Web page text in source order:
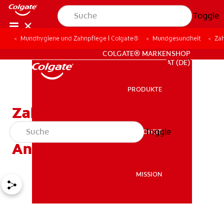
Toggle
MISSION
FÜR FACHKREISE
COLGATE® MARKENSHOP
AT (DE)
PRODUKTE
MUNDGESUNDHEIT
MISSION
Toggle
Mundhygiene und Zahnpflege | Colgate® Mundgesundheit
Zahnfüllungen: Eine
schmerzhafte
Angelegenheit?